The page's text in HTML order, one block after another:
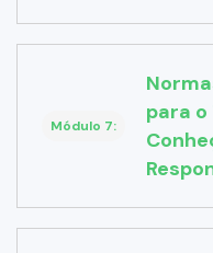
Módulo 7:
para